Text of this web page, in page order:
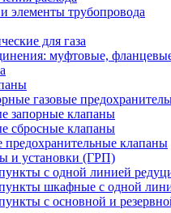
элементы трубопровода
для газа
муфтовые,
газовые
запорные клапаны
сбросные клапаны
клапаны
и установки (ГРП)
с одной линией
шкафные с одной
с основной и